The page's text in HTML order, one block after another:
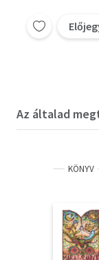
Az általad
KÖNYV